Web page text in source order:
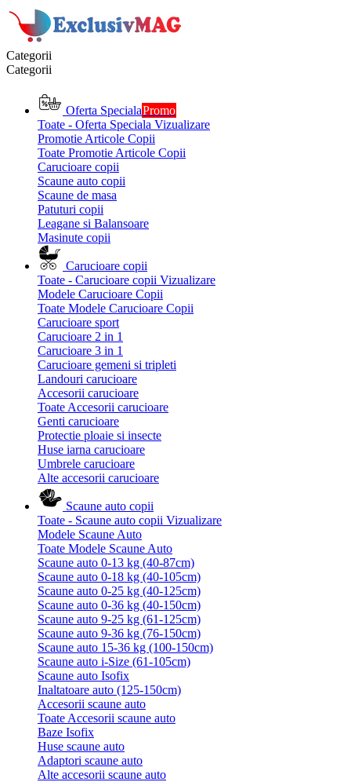
Categorii
Categorii
Oferta SpecialaPromo
Toate - Oferta Speciala Vizualizare
Promotie Articole Copii
Toate Promotie Articole Copii
Carucioare copii
Scaune auto copii
Scaune de masa
Patuturi copii
Leagane si Balansoare
Masinute copii
Carucioare copii
Toate - Carucioare copii Vizualizare
Modele Carucioare Copii
Toate Modele Carucioare Copii
Carucioare sport
Carucioare 2 in 1
Carucioare 3 in 1
Carucioare gemeni si tripleti
Landouri carucioare
Accesorii carucioare
Toate Accesorii carucioare
Genti carucioare
Protectie ploaie si insecte
Huse iarna carucioare
Umbrele carucioare
Alte accesorii carucioare
Scaune auto copii
Toate - Scaune auto copii Vizualizare
Modele Scaune Auto
Toate Modele Scaune Auto
Scaune auto 0-13 kg (40-87cm)
Scaune auto 0-18 kg (40-105cm)
Scaune auto 0-25 kg (40-125cm)
Scaune auto 0-36 kg (40-150cm)
Scaune auto 9-25 kg (61-125cm)
Scaune auto 9-36 kg (76-150cm)
Scaune auto 15-36 kg (100-150cm)
Scaune auto i-Size (61-105cm)
Scaune auto Isofix
Inaltatoare auto (125-150cm)
Accesorii scaune auto
Toate Accesorii scaune auto
Baze Isofix
Huse scaune auto
Adaptori scaune auto
Alte accesorii scaune auto